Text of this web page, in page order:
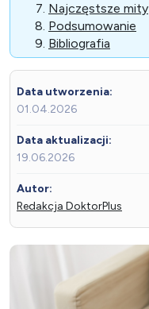
Najczęstsze mity
Podsumowanie
Bibliografia
Data utworzenia:
01.04.2026
Data aktualizacji:
19.06.2026
Autor:
Redakcja DoktorPlus